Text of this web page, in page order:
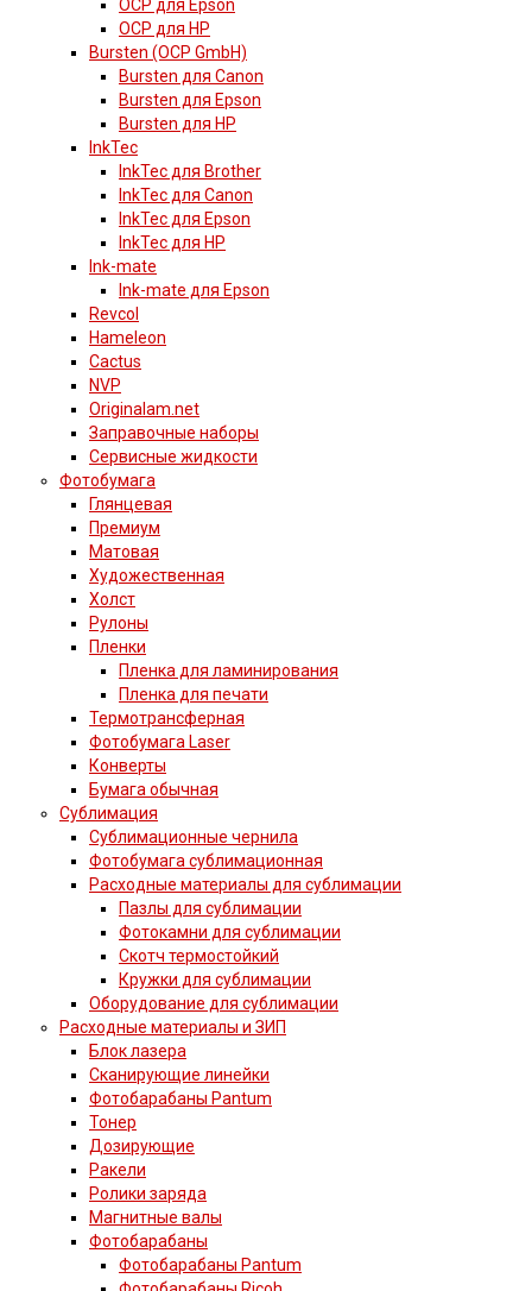
OCP для Epson
OCP для HP
Bursten (OCP GmbH)
Bursten для Canon
Bursten для Epson
Bursten для HP
InkTec
InkTec для Brother
InkTec для Canon
InkTec для Epson
InkTec для HP
Ink-mate
Ink-mate для Epson
Revcol
Hameleon
Cactus
NVP
Originalam.net
Заправочные наборы
Сервисные жидкости
Фотобумага
Глянцевая
Премиум
Матовая
Художественная
Холст
Рулоны
Пленки
Пленка для ламинирования
Пленка для печати
Термотрансферная
Фотобумага Laser
Конверты
Бумага обычная
Сублимация
Сублимационные чернила
Фотобумага сублимационная
Расходные материалы для сублимации
Пазлы для сублимации
Фотокамни для сублимации
Скотч термостойкий
Кружки для сублимации
Оборудование для сублимации
Расходные материалы и ЗИП
Блок лазера
Сканирующие линейки
Фотобарабаны Pantum
Тонер
Дозирующие
Ракели
Ролики заряда
Магнитные валы
Фотобарабаны
Фотобарабаны Pantum